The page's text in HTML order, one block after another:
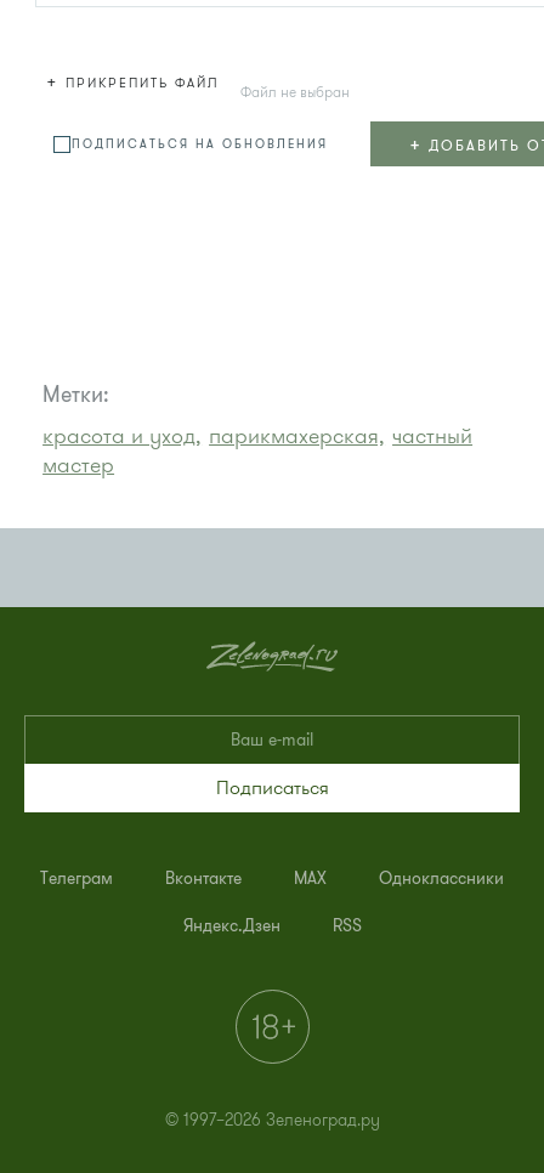
+ ПРИКРЕПИТЬ ФАЙЛ Файл не выбран
ПОДПИСАТЬСЯ НА ОБНОВЛЕНИЯ + ДОБАВИТЬ
Метки:
красота и уход, парикмахерская, частный
мастер
Подписаться
Телеграм Вконтакте MAX Одноклассники
Яндекс.Дзен RSS
© 1997–2026 Зеленоград.ру